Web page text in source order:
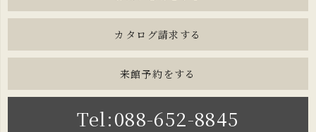
カタログ請求する
来館予約をする
Tel:088-652-8845